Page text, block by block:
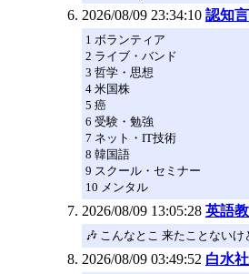
2026/08/09 23:34:10 認知
1 ボランティア
2 ライブ・バンド
3 哲学・思想
4 米国株
5 癌
6 受験・勉強
7 ネット・IT技術
8 韓国語
9 スクール・セミナー
10 メンタル
2026/08/09 13:05:28 英語
🎶 こんなとこ 来たことないけ
2026/08/09 03:49:52 白水